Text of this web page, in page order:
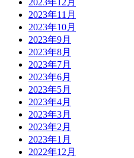
2023年11月
2023年10月
2023年9月
2023年8月
2023年7月
2023年6月
2023年5月
2023年4月
2023年3月
2023年2月
2023年1月
2022年12月